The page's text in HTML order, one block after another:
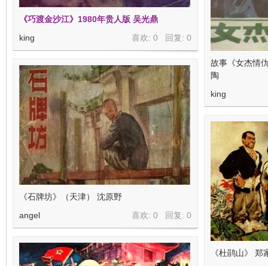
《巧渡金沙江》1980年贵人版 吴光鼎
喜欢: 0 回复: 0
king
故事《女杰情
陶
king
《石牌坊》（天津） 沈原野
喜欢: 0 回复: 0
angel
《杜鹃山》 郑